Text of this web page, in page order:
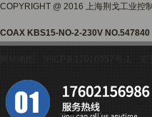
COPYRIGHT @ 2016 上海荆戈工业控
COAX KBS15-NO-2-230V NO.547840
沪ICP备17016957号-1